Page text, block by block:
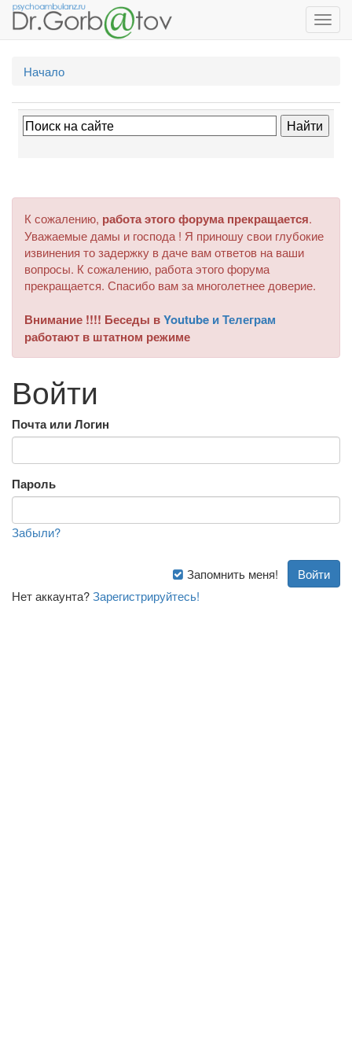
Начало
К сожалению, работа этого форума прекращается.
Уважаемые дамы и господа ! Я приношу свои глубокие
извинения то задержку в даче вам ответов на ваши
вопросы. К сожалению, работа этого форума
прекращается. Спасибо вам за многолетнее доверие.
Внимание !!!! Беседы вYoutube и Телеграм
работают в штатном режиме
Войти
Почта или Логин
Пароль
Забыли?
Запомнить меня!
Нет аккаунта?Зарегистрируйтесь!